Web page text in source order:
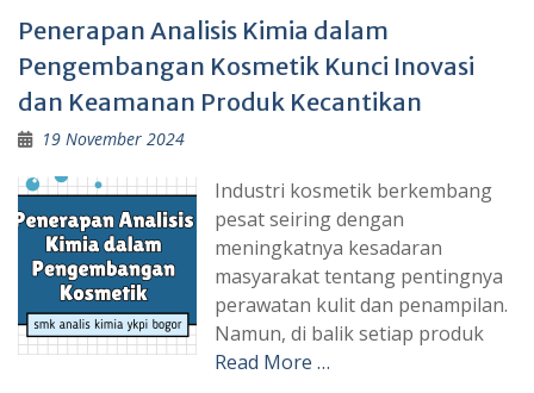
Penerapan Analisis Kimia dalam
Pengembangan Kosmetik Kunci Inovasi
dan Keamanan Produk Kecantikan
19 November 2024
Industri kosmetik berkembang
pesat seiring dengan
meningkatnya kesadaran
masyarakat tentang pentingnya
perawatan kulit dan penampilan.
Namun, di balik setiap produk
Read More …